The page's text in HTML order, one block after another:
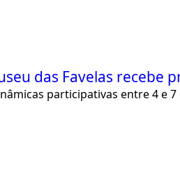
das Favelas recebe
participativas entre 4